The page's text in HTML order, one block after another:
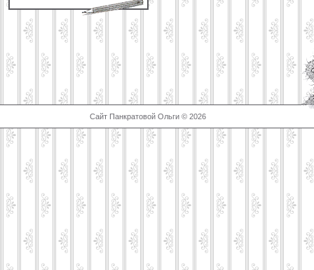
Сайт Панкратовой Ольги © 2026